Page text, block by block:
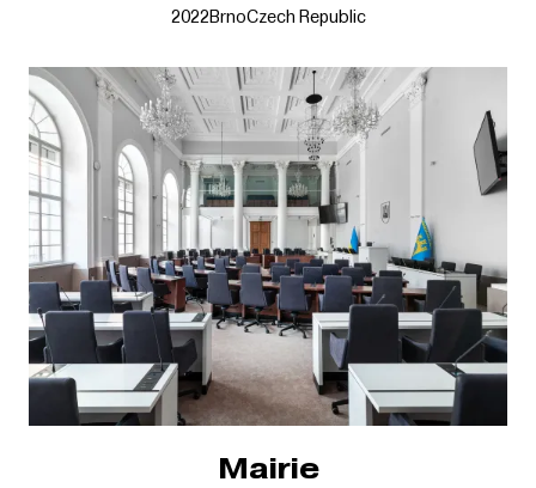
2022BrnoCzech Republic
Mairie